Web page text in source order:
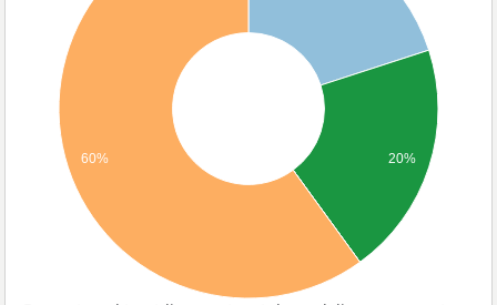
20%
60%